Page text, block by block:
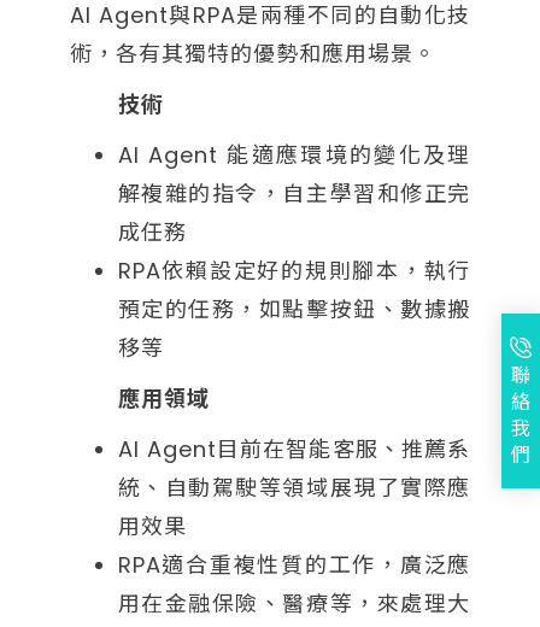
AI Agent與RPA是兩種不同的自動化技
術，各有其獨特的優勢和應用場景。
技術
AI Agent 能適應環境的變化及理
解複雜的指令，自主學習和修正完
成任務
RPA依賴設定好的規則腳本，執行
預定的任務，如點擊按鈕、數據搬
移等
應用領域
AI Agent目前在智能客服、推薦系
統、自動駕駛等領域展現了實際應
用效果
RPA適合重複性質的工作，廣泛應
用在金融保險、醫療等，來處理大
聯
絡
我
們